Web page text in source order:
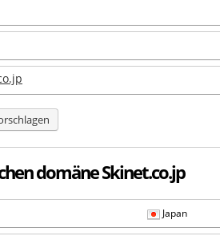
domäne Skinet.co.jp
Japan